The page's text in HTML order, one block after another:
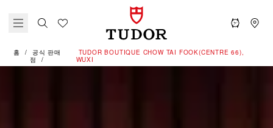
홈
공식 판매
점
‭TUDOR BOUTIQUE CHOW TAI FOOK(CENTRE 66),
WUXI‬